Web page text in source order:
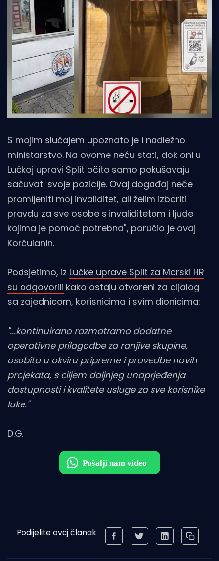
S mojim slučajem upoznato je i nadležno
ministarstvo. Na ovome neću stati, dok oni u
Lučkoj upravi Split očito samo pokušavaju
sačuvati svoje pozicije. Ovaj događaj neće
promijeniti moj invaliditet, ali želim izboriti
pravdu za sve osobe s invaliditetom i ljude
kojima je pomoć potrebna", poručio je ovaj
Korčulanin.
Podsjetimo, iz Lučke uprave Split za Morski HR
su odgovorili kako ostaju otvoreni za dijalog
sa zajednicom, korisnicima i svim dionicima:
"...kontinuirano razmatramo dodatne
operativne prilagodbe za ranjive skupine,
osobito u okviru pripreme i provedbe novih
projekata, s ciljem daljnjeg unaprjeđenja
dostupnosti i kvalitete usluge za sve korisnike
luke."
D.G.
Podijelite ovaj članak